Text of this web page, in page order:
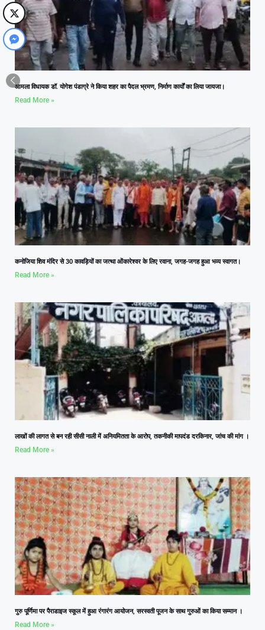
आमला विधायक डॉ. योगेश पंडाग्रे ने किया शहर का पैदल भ्रमण, निर्माण कार्यों का लिया जायजा।
Read More »
कनोजिया शिव मंदिर से 30 कावड़ियों का जत्था ओंकारेश्वर के लिए रवाना, जगह-जगह हुआ भव्य स्वागत।
Read More »
लाखों की लागत से बन रही सीसी नाली में अनियमितता के आरोप, तकनीकी मापदंड दरकिनार, जांच की मांग ।
Read More »
गुरु पूर्णिमा पर पैराडाइज स्कूल में हुआ रंगारंग आयोजन, सरस्वती पूजन के साथ गुरुओं का किया सम्मान ।
Read More »